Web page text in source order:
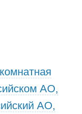
АО,
АО,